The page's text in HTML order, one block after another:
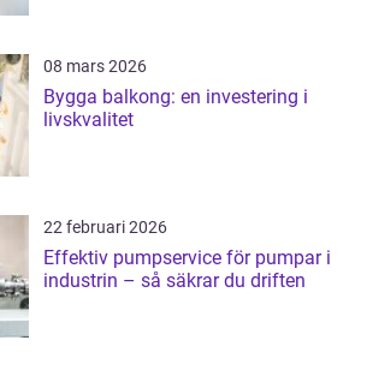
08 mars 2026
Bygga balkong: en investering i
livskvalitet
22 februari 2026
Effektiv pumpservice för pumpar i
industrin – så säkrar du driften